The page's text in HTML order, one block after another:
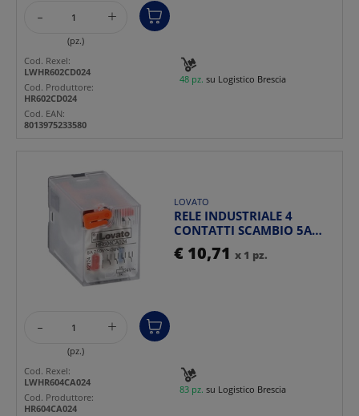
- +
(pz.)
48 pz. su Logistico Brescia
Cod. Rexel:
LWHR602CD024
Cod. Produttore:
HR602CD024
Cod. EAN:
8013975233580
LOVATO
RELE INDUSTRIALE 4
CONTATTI SCAMBIO 5A
24VAC INDICATORE LED
MONTA...
€ 10,71 x 1 pz.
- +
(pz.)
83 pz. su Logistico Brescia
Cod. Rexel:
LWHR604CA024
Cod. Produttore:
HR604CA024